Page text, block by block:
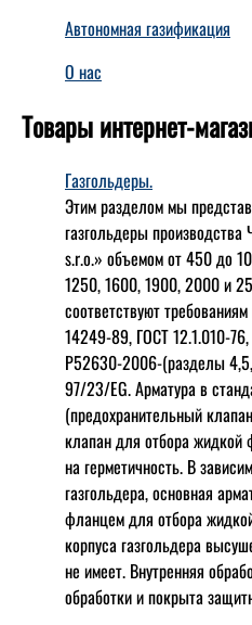
Автономная газификация
О нас
Товары интернет-
Газгольдеры.
Этим разделом мы
газгольдеры производства
s.r.o.» объемом от 450 до
1250, 1600, 1900, 2000 и
соответствуют
14249-89, ГОСТ 12.1.010-
Р52630-2006-(разделы
97/23/EG. Арматура в
(предохранительный
клапан для отбора жидкой
на герметичность. В
газгольдера, основная
фланцем для отбора
корпуса газгольдера
не имеет. Внутренняя
обработки и покрыта